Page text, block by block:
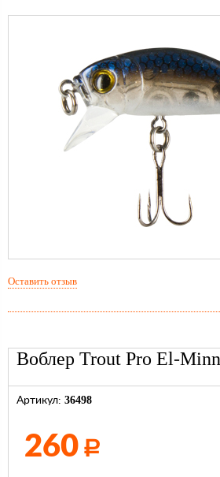
Воблер Trout Pro El-
Артикул: 36498
260 Р
Оставить отзыв